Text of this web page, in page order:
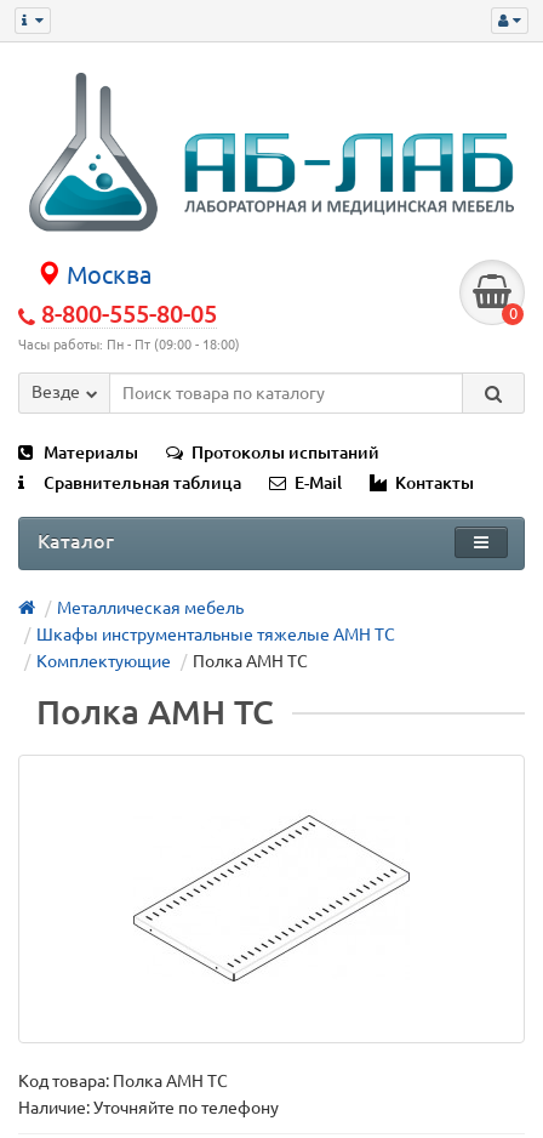
Москва
8-800-555-80-05
Часы работы: Пн - Пт (09:00 - 18:00)
0
Везде
Материалы
Протоколы испытаний
Сравнительная таблица
E-Mail Контакты
Каталог
Металлическая мебель
Шкафы инструментальные тяжелые AMH TC
Комплектующие
Полка AMH TC
Полка AMH TC
Код товара: Полка AMH TC
Наличие: Уточняйте по телефону